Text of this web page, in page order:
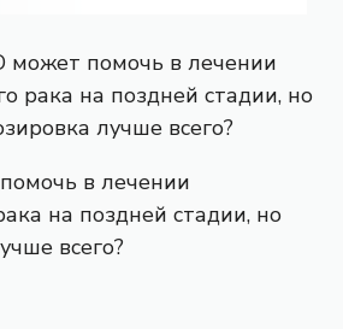
в лечении
на поздней стадии, но
всего?